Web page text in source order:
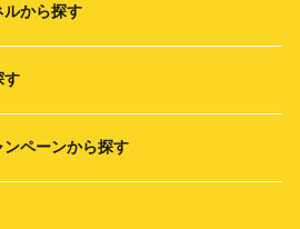
ルから探す
す
ペーンから探す